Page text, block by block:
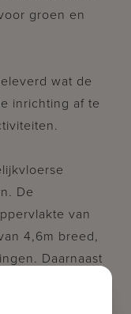
groen en
wat de
inrichting af te
De
van
4,6m breed,
Daarnaast
terras.
een